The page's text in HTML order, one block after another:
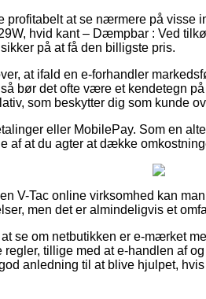
at se nærmere på visse
hvid kant – Dæmpbar : Ved
på at få den billigste pris.
at ifald en e-forhandler
bør det ofte være et kendetegn
som beskytter dig som kunde
eller MobilePay. Som en
af at du agter at dække
V-Tac online virksomhed kan
men det er almindeligvis et
se om netbutikken er e-mærket
tillige med at e-handlen af
anledning til at blive hjulpet,